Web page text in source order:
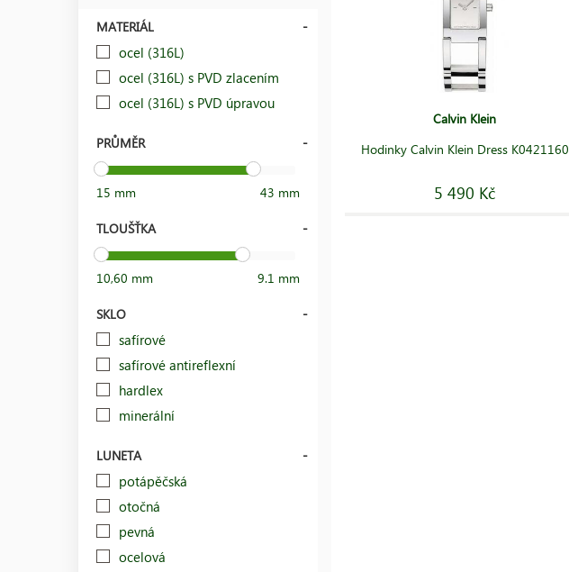
MATERIÁL
ocel (316L)
ocel (316L) s PVD zlacením
ocel (316L) s PVD úpravou
PRŮMĚR
15 mm 43 mm
TLOUŠŤKA
10,60 mm 9.1 mm
SKLO
safírové
safírové antireflexní
hardlex
minerální
LUNETA
potápěčská
otočná
pevná
ocelová
Calvin Klein
Hodinky Calvin Klein Dress K0421160
5 490 Kč